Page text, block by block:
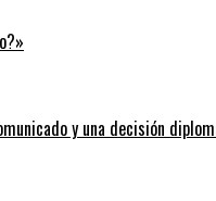
y una decisión